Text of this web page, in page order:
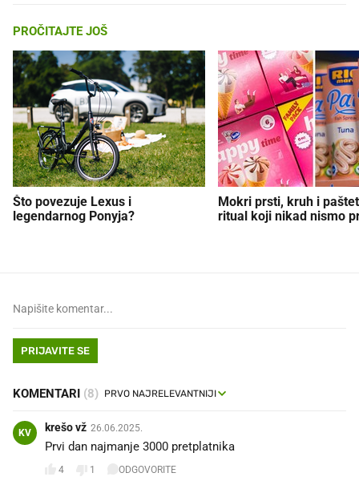
PROČITAJTE JOŠ
Što povezuje Lexus i
legendarnog Ponyja?
Mokri prsti, kruh i
ritual koji nikad nismo
PRIJAVITE SE
KOMENTARI (8)
KV krešo vž 26.06.2025.
Prvi dan najmanje 3000 pretplatnika
4 1 ODGOVORITE